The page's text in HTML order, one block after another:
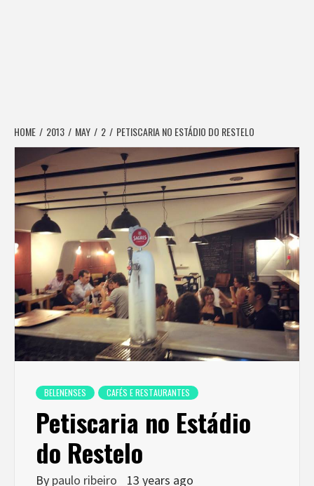
HOME 2013 MAY 2 PETISCARIA NO ESTÁDIO DO RESTELO
BELENENSES CAFÉS E RESTAURANTES
Petiscaria no Estádio
do Restelo
By paulo ribeiro 13 years ago